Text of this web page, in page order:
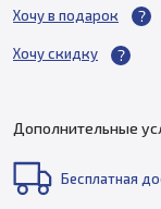
Хочу в подарок
Хочу скидку
Дополнительные
Бесплатная